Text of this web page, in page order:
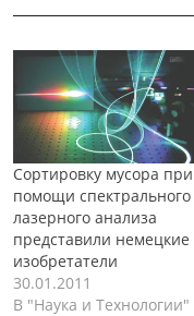
Сортировку мусора при
помощи спектрального
лазерного анализа
представили немецкие
изобретатели
30.01.2011
В "Наука и Технологии"